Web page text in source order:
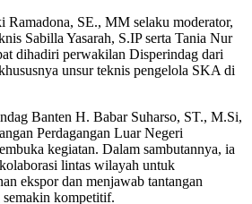
SE., MM selaku moderator,
Sabilla Yasarah, S.IP serta Tania Nur
dihadiri perwakilan Disperindag dari
unsur teknis pengelola SKA di
Banten H. Babar Suharso, ST., M.Si,
Perdagangan Luar Negeri
kegiatan. Dalam sambutannya, ia
lintas wilayah untuk
ekspor dan menjawab tantangan
kompetitif.